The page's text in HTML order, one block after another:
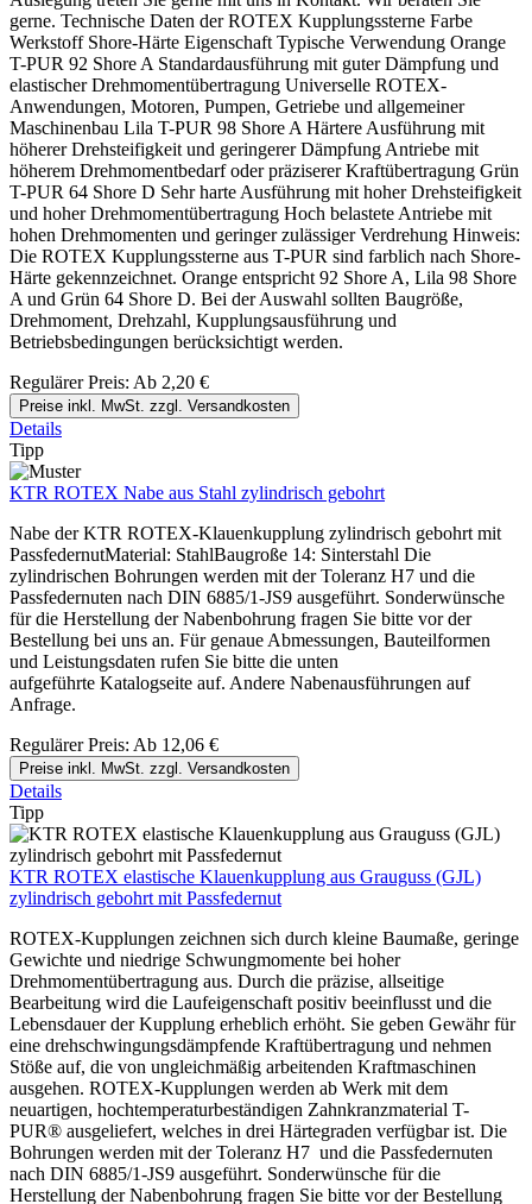
gerne. Technische Daten der ROTEX Kupplungssterne Farbe
Werkstoff Shore-Härte Eigenschaft Typische Verwendung Orange
T-PUR 92 Shore A Standardausführung mit guter Dämpfung und
elastischer Drehmomentübertragung Universelle ROTEX-
Anwendungen, Motoren, Pumpen, Getriebe und allgemeiner
Maschinenbau Lila T-PUR 98 Shore A Härtere Ausführung mit
höherer Drehsteifigkeit und geringerer Dämpfung Antriebe mit
höherem Drehmomentbedarf oder präziserer Kraftübertragung Grün
T-PUR 64 Shore D Sehr harte Ausführung mit hoher Drehsteifigkeit
und hoher Drehmomentübertragung Hoch belastete Antriebe mit
hohen Drehmomenten und geringer zulässiger Verdrehung Hinweis:
Die ROTEX Kupplungssterne aus T-PUR sind farblich nach Shore-
Härte gekennzeichnet. Orange entspricht 92 Shore A, Lila 98 Shore
A und Grün 64 Shore D. Bei der Auswahl sollten Baugröße,
Drehmoment, Drehzahl, Kupplungsausführung und
Betriebsbedingungen berücksichtigt werden.
Regulärer Preis: Ab 2,20 €
Preise inkl. MwSt. zzgl. Versandkosten
Details
Tipp
KTR ROTEX Nabe aus Stahl zylindrisch gebohrt
Nabe der KTR ROTEX-Klauenkupplung zylindrisch gebohrt mit
PassfedernutMaterial: StahlBaugroße 14: Sinterstahl Die
zylindrischen Bohrungen werden mit der Toleranz H7 und die
Passfedernuten nach DIN 6885/1-JS9 ausgeführt. Sonderwünsche
für die Herstellung der Nabenbohrung fragen Sie bitte vor der
Bestellung bei uns an. Für genaue Abmessungen, Bauteilformen
und Leistungsdaten rufen Sie bitte die unten
aufgeführte Katalogseite auf. Andere Nabenausführungen auf
Anfrage.
Regulärer Preis: Ab 12,06 €
Preise inkl. MwSt. zzgl. Versandkosten
Details
Tipp
KTR ROTEX elastische Klauenkupplung aus Grauguss (GJL)
zylindrisch gebohrt mit Passfedernut
ROTEX-Kupplungen zeichnen sich durch kleine Baumaße, geringe
Gewichte und niedrige Schwungmomente bei hoher
Drehmomentübertragung aus. Durch die präzise, allseitige
Bearbeitung wird die Laufeigenschaft positiv beeinflusst und die
Lebensdauer der Kupplung erheblich erhöht. Sie geben Gewähr für
eine drehschwingungsdämpfende Kraftübertragung und nehmen
Stöße auf, die von ungleichmäßig arbeitenden Kraftmaschinen
ausgehen. ROTEX-Kupplungen werden ab Werk mit dem
neuartigen, hochtemperaturbeständigen Zahnkranzmaterial T-
PUR® ausgeliefert, welches in drei Härtegraden verfügbar ist. Die
Bohrungen werden mit der Toleranz H7 und die Passfedernuten
nach DIN 6885/1-JS9 ausgeführt. Sonderwünsche für die
Herstellung der Nabenbohrung fragen Sie bitte vor der Bestellung